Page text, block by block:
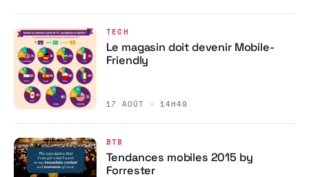
TECH
Le magasin doit devenir Mobile-
Friendly
17 AOÛT · 14H49
BTB
Tendances mobiles 2015 by
Forrester